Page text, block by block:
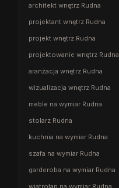
architekt wnętrz Rudna
projektant wnętrz Rudna
projekt wnętrz Rudna
projektowanie wnętrz Rudna
aranżacja wnętrz Rudna
wizualizacja wnętrz Rudna
meble na wymiar Rudna
stolarz Rudna
kuchnia na wymiar Rudna
szafa na wymiar Rudna
garderoba na wymiar Rudna
wiatrołap na wymiar Rudna